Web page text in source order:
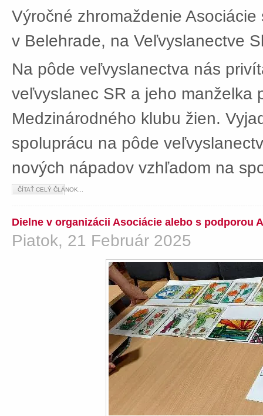
Výročné zhromaždenie
v Belehrade, na Veľvyslanectve
Na pôde veľvyslanectva nás
veľvyslanec SR a jeho manželka
Medzinárodného klubu žien.
spoluprácu na pôde
nových nápadov vzhľadom na
ČÍTAŤ CELÝ ČLÁNOK...
Dielne v organizácii Asociácie alebo s podporou
Piatok, 21 Február 2025